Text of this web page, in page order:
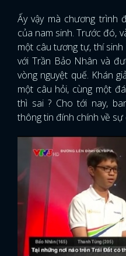
Ấy vậy mà chương trình
của nam sinh. Trước đó,
một câu tương tự, thí
với Trần Bảo Nhân và
vòng nguyệt quế. Khán
một câu hỏi, cùng một
thì sai ? Cho tới nay,
thông tin đính chính về sự